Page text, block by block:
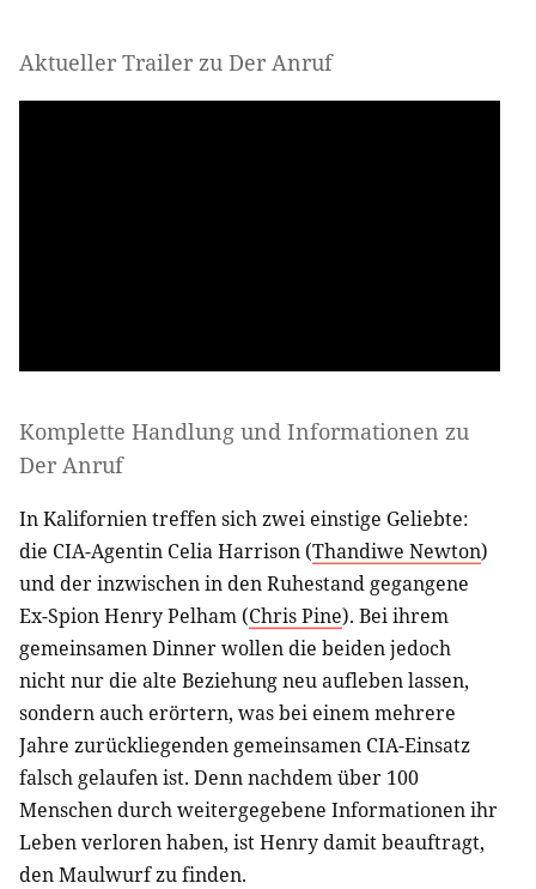
Aktueller Trailer zu Der Anruf
Komplette Handlung und Informationen zu
Der Anruf
In Kalifornien treffen sich zwei einstige Geliebte:
die CIA-Agentin Celia Harrison (Thandiwe Newton)
und der inzwischen in den Ruhestand gegangene
Ex-Spion Henry Pelham (Chris Pine). Bei ihrem
gemeinsamen Dinner wollen die beiden jedoch
nicht nur die alte Beziehung neu aufleben lassen,
sondern auch erörtern, was bei einem mehrere
Jahre zurückliegenden gemeinsamen CIA-Einsatz
falsch gelaufen ist. Denn nachdem über 100
Menschen durch weitergegebene Informationen ihr
Leben verloren haben, ist Henry damit beauftragt,
den Maulwurf zu finden.